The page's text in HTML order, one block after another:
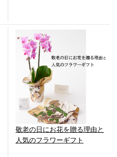
敬老の日にお花を贈る理由と
人気のフラワーギフト